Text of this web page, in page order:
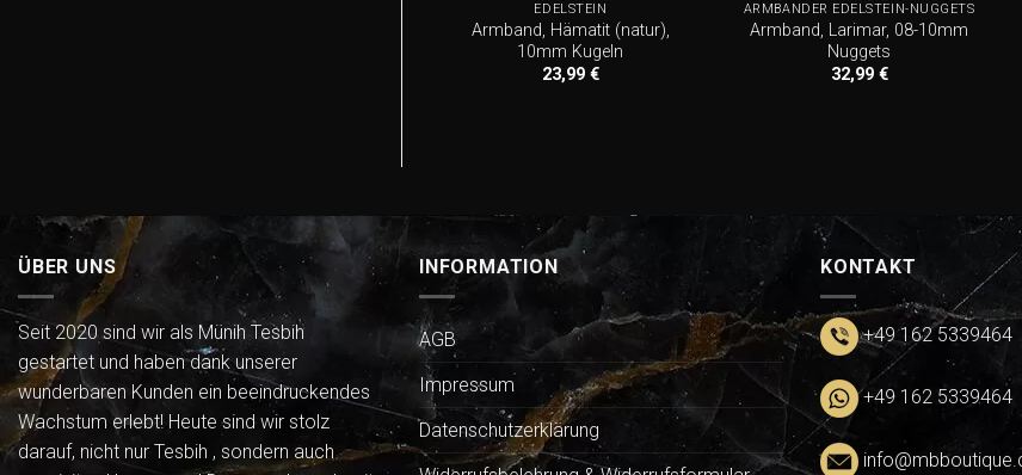
EDELSTEIN
Armband, Hämatit (natur),
10mm Kugeln
23,99 €
ARMBÄNDER EDELSTEIN-NUGGETS
Armband, Larimar, 08-10mm
Nuggets
32,99 €
ÜBER UNS
Seit 2020 sind wir als Münih Tesbih
gestartet und haben dank unserer
wunderbaren Kunden ein beeindruckendes
Wachstum erlebt! Heute sind wir stolz
darauf, nicht nur Tesbih , sondern auch
INFORMATION
AGB
Impressum
Datenschutzerklärung
KONTAKT
+49 162 5339464
+49 162 5339464